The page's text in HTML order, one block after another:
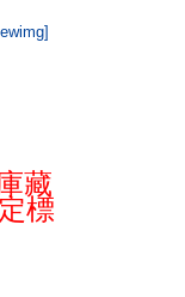
藏
標